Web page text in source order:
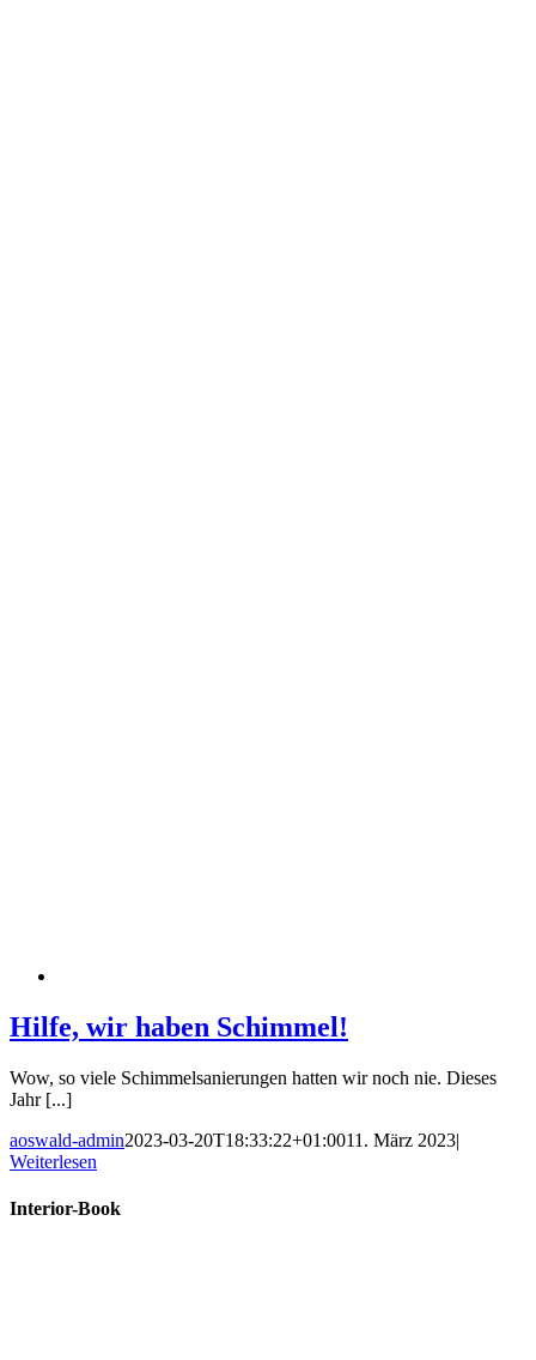
Hilfe, wir haben Schimmel!
Wow, so viele Schimmelsanierungen hatten wir noch nie. Dieses
Jahr [...]
aoswald-admin2023-03-20T18:33:22+01:0011. März 2023|
Weiterlesen
Interior-Book